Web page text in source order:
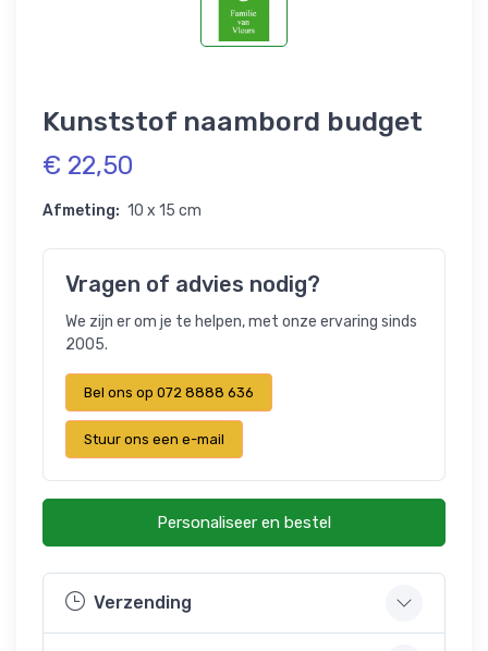
Kunststof naambord budget
€ 22,50
Afmeting: 10 x 15 cm
Vragen of advies nodig?
We zijn er om je te helpen, met onze ervaring sinds
2005.
Bel ons op 072 8888 636
Stuur ons een e-mail
Personaliseer en bestel
Verzending